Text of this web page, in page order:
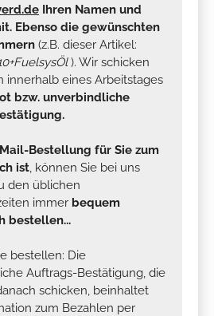
Ihren Namen und
Ebenso die gewünschten
(z.B. dieser Artikel:
). Wir schicken
innerhalb eines Arbeitstages
bzw. unverbindliche
Bestellung für Sie zum
ist, können Sie bei uns
den üblichen
immer bequem
bestellen...
bestellen: Die
Auftrags-Bestätigung, die
schicken, beinhaltet
zum Bezahlen per